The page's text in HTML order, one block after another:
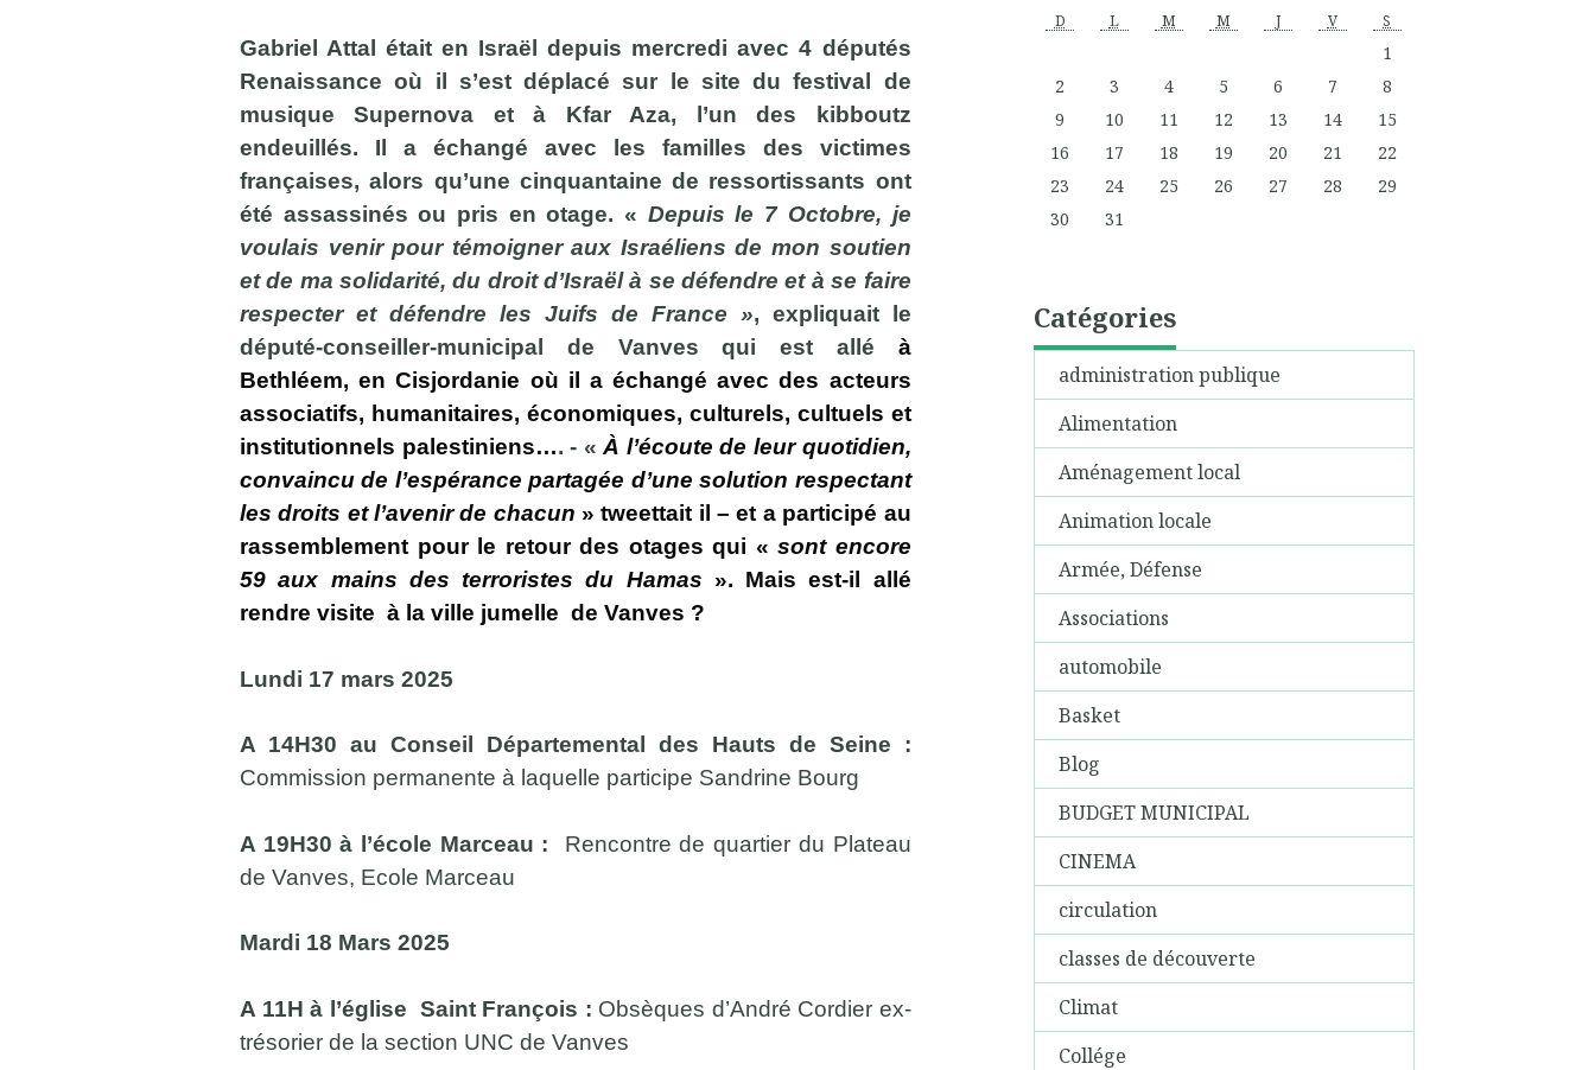
Gabriel Attal était en Israël depuis mercredi avec 4 députés
Renaissance où il s’est déplacé sur le site du festival de
musique Supernova et à Kfar Aza, l’un des kibboutz
endeuillés. Il a échangé avec les familles des victimes
françaises, alors qu’une cinquantaine de ressortissants ont
été assassinés ou pris en otage. « Depuis le 7 Octobre, je
voulais venir pour témoigner aux Israéliens de mon soutien
et de ma solidarité, du droit d’Israël à se défendre et à se faire
respecter et défendre les Juifs de France », expliquait le
député-conseiller-municipal de Vanves qui est allé à
Bethléem, en Cisjordanie où il a échangé avec des acteurs
associatifs, humanitaires, économiques, culturels, cultuels et
institutionnels palestiniens…. - «À l’écoute de leur quotidien,
convaincu de l’espérance partagée d’une solution respectant
les droits et l’avenir de chacun » tweettait il – et a participé au
rassemblement pour le retour des otages qui «sont encore
59 aux mains des terroristes du Hamas ». Mais est-il allé
rendre visite à la ville jumelle de Vanves ?
Lundi 17 mars 2025
A 14H30 au Conseil Départemental des Hauts de Seine :
Commission permanente à laquelle participe Sandrine Bourg
A 19H30 à l’école Marceau : Rencontre de quartier du Plateau
de Vanves, Ecole Marceau
Mardi 18 Mars 2025
A 11H à l’église Saint François : Obsèques d’André Cordier ex-
trésorier de la section UNC de Vanves
D L M M J V S
1
2
3 4 5 6 7
8
9
10 11 12 13 14
15
16
17 18 19 20 21
22
23
24 25 26 27 28
29
30
31
Catégories
administration publique
Alimentation
Aménagement local
Animation locale
Armée, Défense
Associations
automobile
Basket
Blog
BUDGET MUNICIPAL
CINEMA
circulation
classes de découverte
Climat
Collége